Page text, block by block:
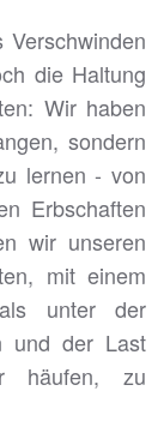
die Haltung
Wir haben
sondern
lernen - von
Erbschaften
wir unseren
mit einem
unter der
und der Last
häufen, zu